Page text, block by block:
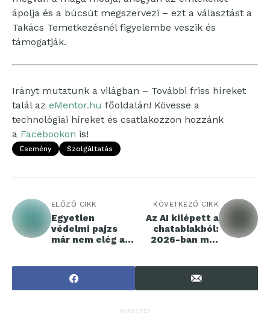
ápolja és a búcsút megszervezi – ezt a választást a
Takács Temetkezésnél figyelembe veszik és
támogatják.
Irányt mutatunk a világban – További friss híreket
talál az eMentor.hu főoldalán! Kövesse a
technológiai híreket és csatlakozzon hozzánk
a Facebookon is!
Esemény Szolgáltatás
ELŐZŐ CIKK
Egyetlen
védelmi pajzs
már nem elég a
KÖVETKEZŐ CIKK
Az AI kilépett a
chatablakból:
2026-ban már
dönt
HIRDETÉS